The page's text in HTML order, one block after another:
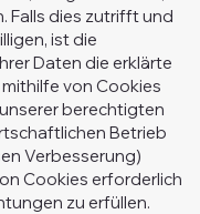
Falls dies zutrifft und
ist die
Daten die erklärte
von Cookies
berechtigten
Betrieb
Verbesserung)
Cookies erforderlich
zu erfüllen.